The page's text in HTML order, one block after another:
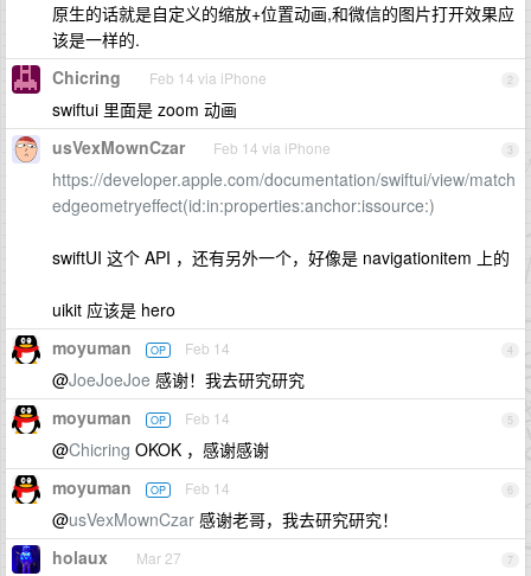
原生的话就是自定义的缩放+位置动画,和微信的图片打开效果应
该是一样的.
2
Chicring Feb 14 via iPhone
swiftui 里面是 zoom 动画
3
usVexMownCzar Feb 14 via iPhone
https://developer.apple.com/documentation/swiftui/view/match
edgeometryeffect(id:in:properties:anchor:issource:)
swiftUI 这个 API ，还有另外一个，好像是 navigationitem 上的
uikit 应该是 hero
4
moyuman OP Feb 14
@JoeJoeJoe 感谢！我去研究研究
5
moyuman OP Feb 14
@Chicring OKOK ，感谢感谢
6
moyuman OP Feb 14
@usVexMownCzar 感谢老哥，我去研究研究！
7
holaux Mar 27